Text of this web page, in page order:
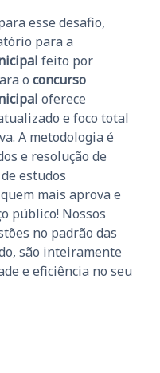
esse desafio,
para a
feito por
o concurso
oferece
e foco total
A metodologia é
e resolução de
estudos
mais aprova e
público! Nossos
no padrão das
são inteiramente
e eficiência no seu